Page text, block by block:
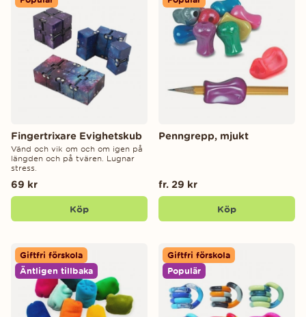
Fingertrixare Evighetskub
Vänd och vik om och om igen på
längden och på tvären. Lugnar
stress.
69 kr
Köp
Penngrepp, mjukt
fr. 29 kr
Köp
Giftfri förskola
Äntligen tillbaka
Giftfri förskola
Populär